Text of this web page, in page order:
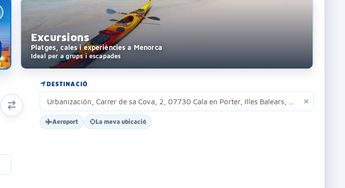
Excursions
Platges, cales i experiències a Menorca
Ideal per a grups i escapades
DESTINACIÓ
Aeroport La meva ubicació
INTERCANVIAR ORIGEN I DESTÍ